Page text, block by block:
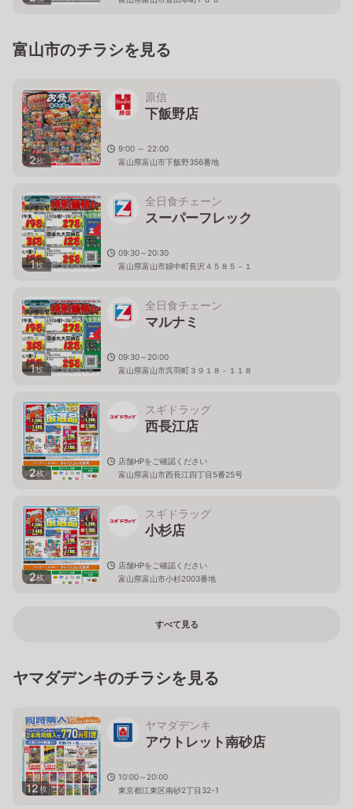
富山市のチラシを見る
2枚
原信
下飯野店
9:00 ～ 22:00
富山県富山市下飯野356番地
1枚
全日食チェーン
スーパーフレック
09:30～20:30
富山県富山市婦中町長沢４５８５－１
1枚
全日食チェーン
マルナミ
09:30～20:00
富山県富山市呉羽町３９１８－１１８
2枚
スギドラッグ
西長江店
店舗HPをご確認ください
富山県富山市西長江四丁目5番25号
2枚
スギドラッグ
小杉店
店舗HPをご確認ください
富山県富山市小杉2003番地
すべて見る
ヤマダデンキのチラシを見る
12枚
ヤマダデンキ
アウトレット南砂店
10:00～20:00
東京都江東区南砂2丁目32-1